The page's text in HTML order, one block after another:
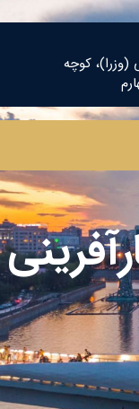
(وزرا)، کوچه